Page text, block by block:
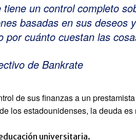
un control completo
basadas en sus deseos y
por cuánto cuestan las
de Bankrate
de sus finanzas a un
los estadounidenses, la deuda es
universitaria.